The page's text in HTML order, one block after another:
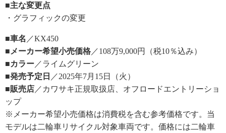
■主な変更点
・グラフィックの変更
■車名 ／KX450
■メーカー希望小売価格 ／108万9,000円（税10％込み）
■カラー ／ライムグリーン
■発売予定日 ／2025年7月15日（火）
■販売店 ／カワサキ正規取扱店、オフロードエントリーショ
ップ
※メーカー希望小売価格は消費税を含む参考価格です。当
モデルは二輪車リサイクル対象車両です。価格には二輪車